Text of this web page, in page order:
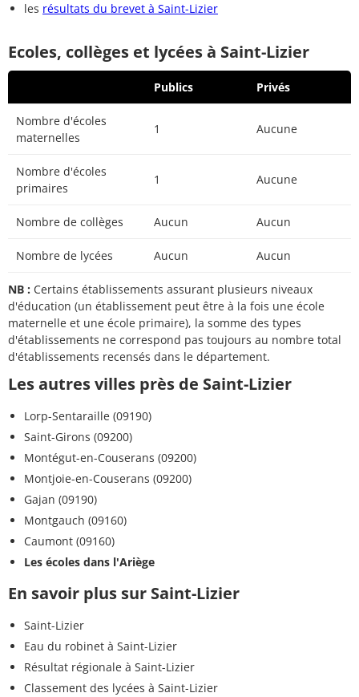
les résultats du brevet à Saint-Lizier
Ecoles, collèges et lycées à Saint-Lizier
Publics Privés
Nombre d'écoles
maternelles
1 Aucune
Nombre d'écoles
primaires
1 Aucune
Nombre de collèges Aucun Aucun
Nombre de lycées Aucun Aucun
NB : Certains établissements assurant plusieurs niveaux
d'éducation (un établissement peut être à la fois une école
maternelle et une école primaire), la somme des types
d'établissements ne correspond pas toujours au nombre total
d'établissements recensés dans le département.
Les autres villes près de Saint-Lizier
Lorp-Sentaraille (09190)
Saint-Girons (09200)
Montégut-en-Couserans (09200)
Montjoie-en-Couserans (09200)
Gajan (09190)
Montgauch (09160)
Caumont (09160)
Les écoles dans l'Ariège
En savoir plus sur Saint-Lizier
Saint-Lizier
Eau du robinet à Saint-Lizier
Résultat régionale à Saint-Lizier
Classement des lycées à Saint-Lizier